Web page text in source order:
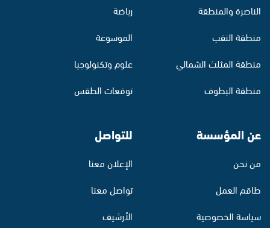
الناصرة والمنطقة
منطقة النقب
منطقة المثلث الشمالي
منطقة البطوف
رياضة
الموسوعة
علوم وتكنولوجيا
توقعات الطقس
عن المؤسسة
من نحن
طاقم العمل
سياسة الخصوصية
للتواصل
الإعلان معنا
تواصل معنا
الأرشيف